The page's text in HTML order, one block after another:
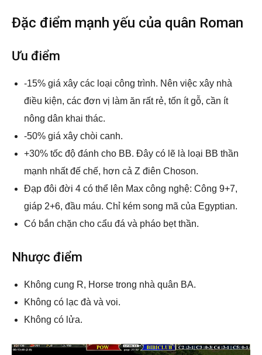
Đặc điểm mạnh yếu của quân Roman
Ưu điểm
-15% giá xây các loại công trình. Nên việc xây nhà
điều kiện, các đơn vị làm ăn rất rẻ, tốn ít gỗ, cần ít
nông dân khai thác.
-50% giá xây chòi canh.
+30% tốc độ đánh cho BB. Đây có lẽ là loại BB thần
mạnh nhất đế chế, hơn cả Z điên Choson.
Đạp đôi đời 4 có thể lên Max công nghệ: Công 9+7,
giáp 2+6, đầu máu. Chỉ kém song mã của Egyptian.
Có bắn chặn cho cẩu đá và pháo bẹt thần.
Nhược điểm
Không cung R, Horse trong nhà quân BA.
Không có lạc đà và voi.
Không có lửa.